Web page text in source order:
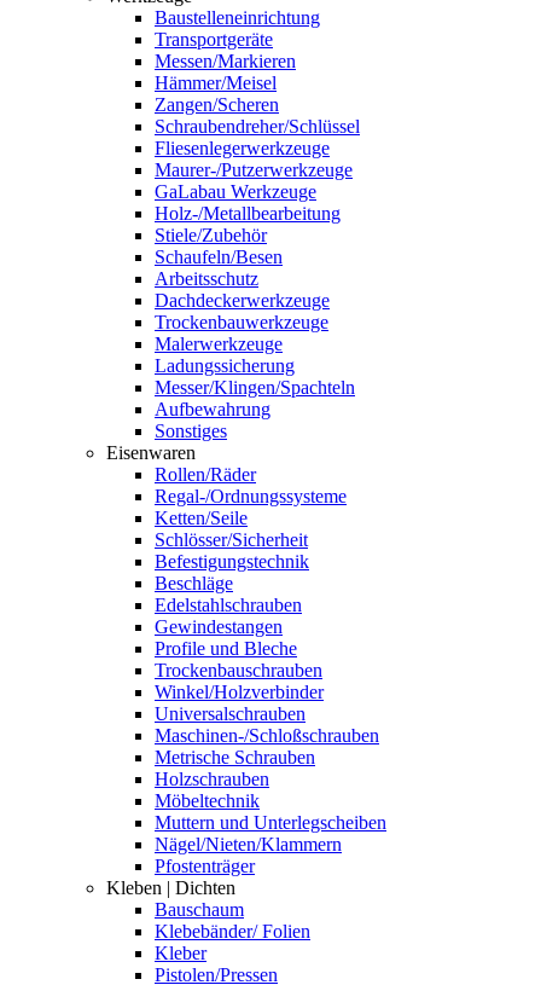
Baustelleneinrichtung
Transportgeräte
Messen/Markieren
Hämmer/Meisel
Zangen/Scheren
Schraubendreher/Schlüssel
Fliesenlegerwerkzeuge
Maurer-/Putzerwerkzeuge
GaLabau Werkzeuge
Holz-/Metallbearbeitung
Stiele/Zubehör
Schaufeln/Besen
Arbeitsschutz
Dachdeckerwerkzeuge
Trockenbauwerkzeuge
Malerwerkzeuge
Ladungssicherung
Messer/Klingen/Spachteln
Aufbewahrung
Sonstiges
Eisenwaren
Rollen/Räder
Regal-/Ordnungssysteme
Ketten/Seile
Schlösser/Sicherheit
Befestigungstechnik
Beschläge
Edelstahlschrauben
Gewindestangen
Profile und Bleche
Trockenbauschrauben
Winkel/Holzverbinder
Universalschrauben
Maschinen-/Schloßschrauben
Metrische Schrauben
Holzschrauben
Möbeltechnik
Muttern und Unterlegscheiben
Nägel/Nieten/Klammern
Pfostenträger
Kleben | Dichten
Bauschaum
Klebebänder/ Folien
Kleber
Pistolen/Pressen